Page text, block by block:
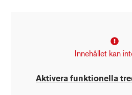
Innehållet kan
Aktivera funktionella